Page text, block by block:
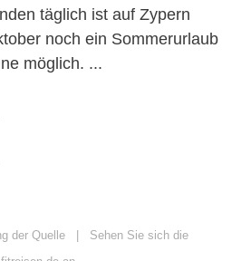
täglich ist auf Zypern
noch ein Sommerurlaub
möglich. ...
der Quelle | Sehen Sie sich die